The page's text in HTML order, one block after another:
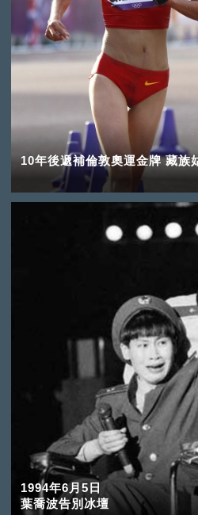
10年後遞補倫敦奧運金牌 藏族
1994年6月5日
葉喬波告別冰壇